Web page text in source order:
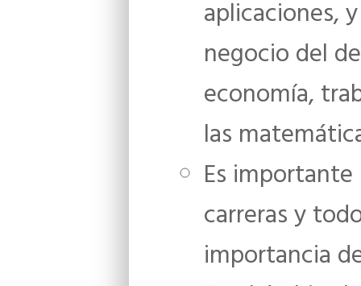
aplicaciones,
negocio del
economía,
las
Es
carreras y
importancia